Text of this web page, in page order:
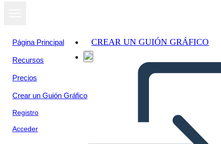
Página Principal
Recursos
Precios
Crear un Guión Gráfico
Registro
Acceder
CREAR UN GUIÓN GRÁFICO